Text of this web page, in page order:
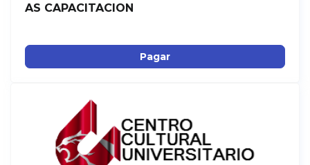
AS CAPACITACION
Pagar